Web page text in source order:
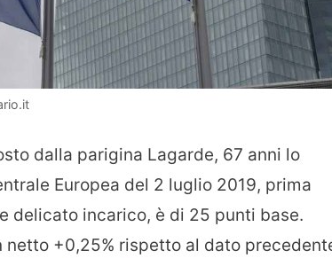
dalla parigina Lagarde, 67 anni lo
Europea del 2 luglio 2019, prima
delicato incarico, è di 25 punti base.
netto +0,25% rispetto al dato